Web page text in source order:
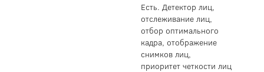
Есть. Детектор лиц,
отслеживание лиц,
отбор оптимального
кадра, отображение
снимков лиц,
приоритет четкости лиц